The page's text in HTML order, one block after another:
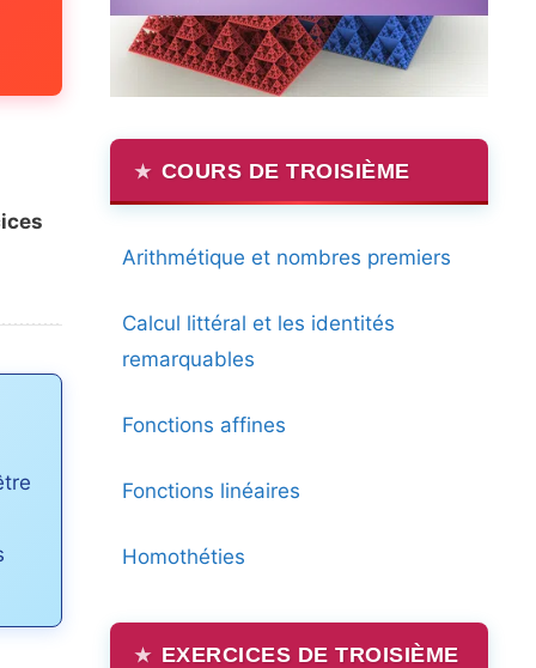
COURS DE TROISIÈME
Arithmétique et nombres premiers
Calcul littéral et les identités
remarquables
Fonctions affines
Fonctions linéaires
Homothéties
EXERCICES DE TROISIÈME